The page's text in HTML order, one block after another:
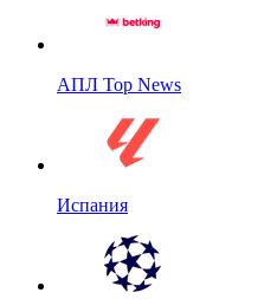
АПЛ Top News
Испания